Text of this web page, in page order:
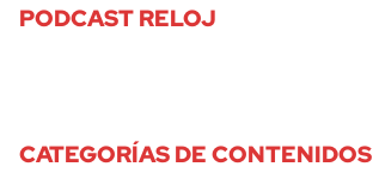
PODCAST RELOJ
CATEGORÍAS DE CONTENIDOS